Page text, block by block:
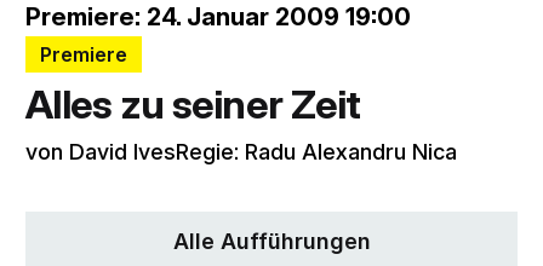
Premiere: 24. Januar 2009 19:00
Premiere
Alles zu seiner Zeit
von David IvesRegie: Radu Alexandru Nica
Alle Aufführungen